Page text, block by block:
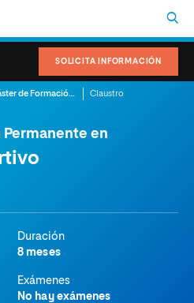
SOLICITA INFORMACIÓN
Máster de Formación Permanente en Coaching Deportivo Claustro
Permanente en
Duración
8 meses
Exámenes
No hay exámenes